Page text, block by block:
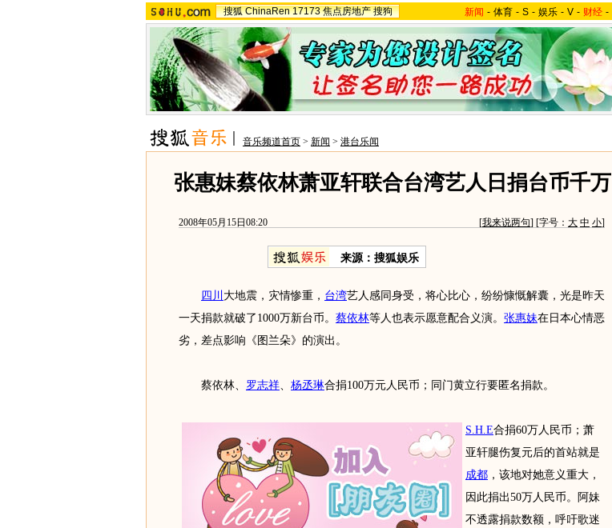
搜狐 ChinaRen 17173 焦点房地产 搜狗 新闻 - 体育 - S - 娱乐 - V - 财经 -
音乐频道首页 > 新闻 > 港台乐闻
张惠妹蔡依林萧亚轩联合台湾艺人日捐台币千万
2008年05月15日08:20 [我来说两句] [字号： 大 中 小]
来源：搜狐娱乐
四川 大地震，灾情惨重， 台湾艺人感同身受，将心比心，纷纷慷慨解囊，光是昨天
一天捐款就破了1000万新台币。 蔡依林等人也表示愿意配合义演。 张惠妹在日本心情恶
劣，差点影响《图兰朵》的演出。
蔡依林、 罗志祥、 杨丞琳合捐100万元人民币；同门黄立行要匿名捐款。
S.H.E合捐60万人民币；萧
亚轩腿伤复元后的首站就是
成都 ，该地对她意义重大，
因此捐出50万人民币。阿妹
不透露捐款数额，呼吁歌迷